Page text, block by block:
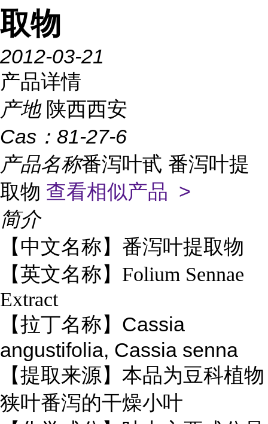
取物
2012-03-21
产品详情
产地 陕西西安
Cas： 81-27-6
产品名称番泻叶甙 番泻叶提
取物 查看相似产品 >
简介
【中文名称】番泻叶提取物
【英文名称】Folium Sennae
Extract
【拉丁名称】Cassia
angustifolia, Cassia senna
【提取来源】本品为豆科植物
狭叶番泻的干燥小叶